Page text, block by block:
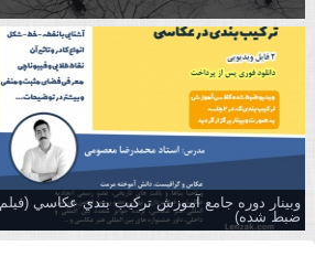
وبینار دوره جامع آموزش تركيب بندي عكاسي (فیلم
ضبط شده)